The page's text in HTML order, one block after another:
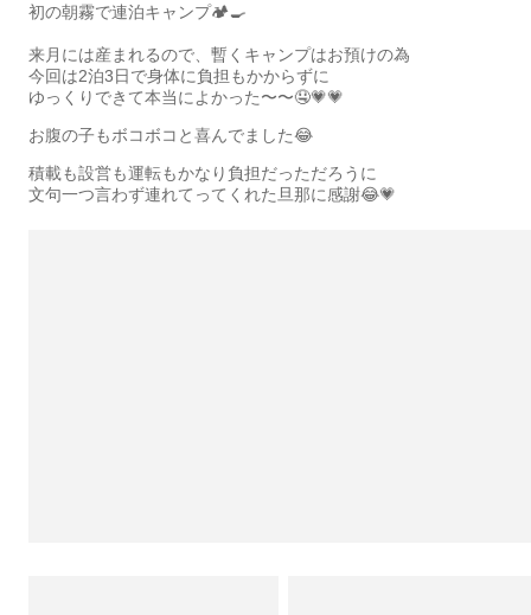
初の朝霧で連泊キャンプ🏕🍳
来月には産まれるので、暫くキャンプはお預けの為
今回は2泊3日で身体に負担もかからずに
ゆっくりできて本当によかった〜〜🤤💗💗
お腹の子もボコボコと喜んでました😂
積載も設営も運転もかなり負担だっただろうに
文句一つ言わず連れてってくれた旦那に感謝😂💗